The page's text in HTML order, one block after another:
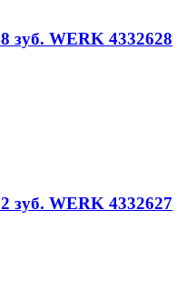
зуб. WERK 4332628
зуб. WERK 4332627